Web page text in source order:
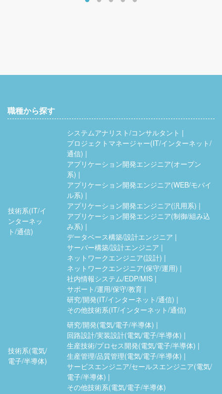
職種から探す
技術系(IT/イ
ンターネッ
ト/通信)
システムアナリスト/コンサルタント
プロジェクトマネージャー(IT/インターネット/
通信)
アプリケーション開発エンジニア(オープン
系)
アプリケーション開発エンジニア(WEB/モバイ
ル系)
アプリケーション開発エンジニア(汎用系)
アプリケーション開発エンジニア(制御/組み込
み系)
データベース構築/設計エンジニア
サーバー構築/設計エンジニア
ネットワークエンジニア(設計)
ネットワークエンジニア(保守/運用)
社内情報システム/EDP/MIS
サポート/運用/保守/教育
研究/開発(IT/インターネット/通信)
その他技術系(IT/インターネット/通信)
技術系(電気/
電子/半導体)
研究/開発(電気/電子/半導体)
回路設計/実装設計(電気/電子/半導体)
生産技術/プロセス開発(電気/電子/半導体)
生産管理/品質管理(電気/電子/半導体)
サービスエンジニア/セールスエンジニア(電気/
電子/半導体)
その他技術系(電気/電子/半導体)